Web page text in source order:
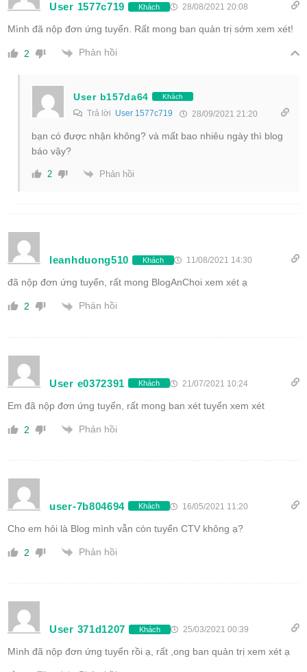
User 1577c719 Khách 28/08/2021 20:08
Mình đã nộp đơn ứng tuyển. Rất mong ban quản trị sớm xem xét!
2 Phản hồi
User b157da64 Khách
Trả lời User 1577c719 28/09/2021 21:20
bạn có được nhận không? và mất bao nhiêu ngày thì blog
báo vậy?
2 Phản hồi
leanhduong510 Khách 11/08/2021 14:30
đã nộp đơn ứng tuyển, rất mong BlogAnChoi xem xét ạ
2 Phản hồi
User e0372391 Khách 21/07/2021 10:24
Em đã nộp đơn ứng tuyển, rất mong ban xét tuyển xem xét
2 Phản hồi
user-7b804694 Khách 16/05/2021 11:20
Cho em hỏi là Blog mình vẫn còn tuyển CTV không ạ?
2 Phản hồi
User 371d1207 Khách 25/03/2021 00:39
Mình đã nộp đơn ứng tuyển rồi ạ, rất ,ong ban quản trị xem xét ạ